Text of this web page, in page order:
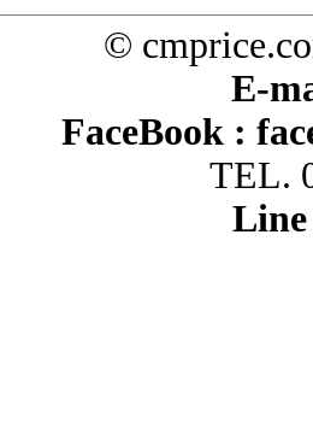
©
E-
FaceBook :
TEL.